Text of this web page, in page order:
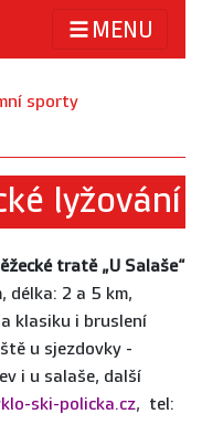
MENU
sporty
lyžování
tratě „U Salaše“
délka: 2 a 5 km,
klasiku i bruslení
u sjezdovky -
i u salaše, další
ski-policka.cz, tel: